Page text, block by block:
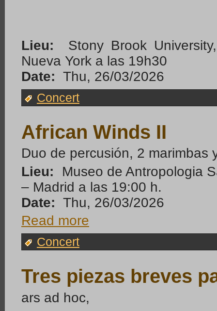
Lieu:
Stony Brook
Nueva York a las 19h30
Date: Thu, 26/03/2026
Concert
African Winds II
Duo de percusión, 2 marimbas
Lieu:
Museo de Antropologia
– Madrid a las 19:00 h.
Date: Thu, 26/03/2026
Read more
Concert
Tres piezas breves
ars ad hoc,